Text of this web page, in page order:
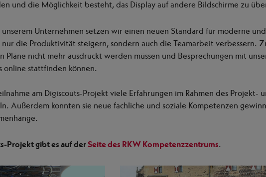
und die Möglichkeit besteht, das Display auf andere Bildschirme zu
Unternehmen setzen wir einen neuen Standard für moderne
die Produktivität steigern, sondern auch die Teamarbeit verbessern.
nicht mehr ausdruckt werden müssen und Besprechungen mit
online stattfinden können.
am Digiscouts-Projekt viele Erfahrungen im Rahmen des Projekt-
Außerdem konnten sie neue fachliche und soziale Kompetenzen
Projekt gibt es auf derSeite des RKW Kompetenzzentrums.